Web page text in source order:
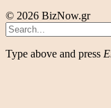
© 2026 BizNow.gr
Type above and press